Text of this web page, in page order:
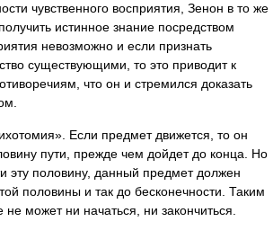
чувственного восприятия, Зенон в то же
истинное знание посредством
невозможно и если признать
существующими, то это приводит к
что он и стремился доказать
Если предмет движется, то он
пути, прежде чем дойдет до конца. Но
эту половину, данный предмет должен
половины и так до бесконечности. Таким
может ни начаться, ни закончиться.